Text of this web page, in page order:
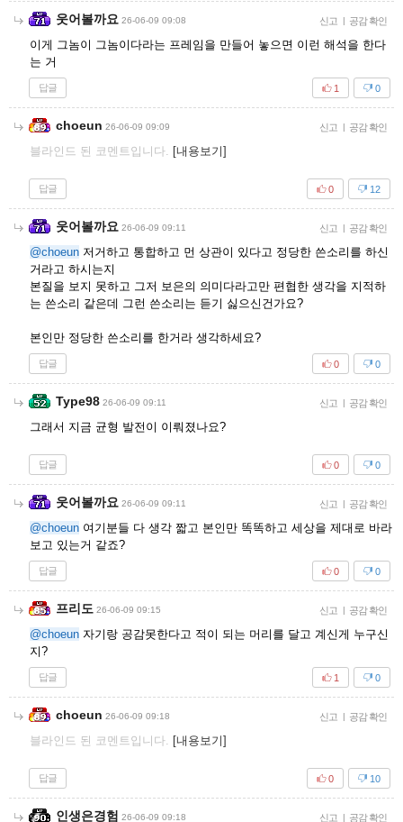
웃어볼까요 26-06-09 09:08 신고 | 공감 확인
이게 그놈이 그놈이다라는 프레임을 만들어 놓으면 이런 해석을 한다
는 거
답글 0
1
choeun 26-06-09 09:09 신고 | 공감 확인
블라인드 된 코멘트입니다. [내용보기]
답글 12
0
웃어볼까요 26-06-09 09:11 신고 | 공감 확인
@choeun 저거하고 통합하고 먼 상관이 있다고 정당한 쓴소리를 하신
거라고 하시는지
본질을 보지 못하고 그저 보은의 의미다라고만 편협한 생각을 지적하
는 쓴소리 같은데 그런 쓴소리는 듣기 싫으신건가요?
본인만 정당한 쓴소리를 한거라 생각하세요?
답글 0
0
Type98 26-06-09 09:11 신고 | 공감 확인
그래서 지금 균형 발전이 이뤄졌나요?
답글 0
0
웃어볼까요 26-06-09 09:11 신고 | 공감 확인
@choeun 여기분들 다 생각 짧고 본인만 똑똑하고 세상을 제대로 바라
보고 있는거 같죠?
답글 0
0
프리도 26-06-09 09:15 신고 | 공감 확인
@choeun 자기랑 공감못한다고 적이 되는 머리를 달고 계신게 누구신
지?
답글 0
1
choeun 26-06-09 09:18 신고 | 공감 확인
블라인드 된 코멘트입니다. [내용보기]
답글 10
0
인생은경험 26-06-09 09:18 신고 | 공감 확인